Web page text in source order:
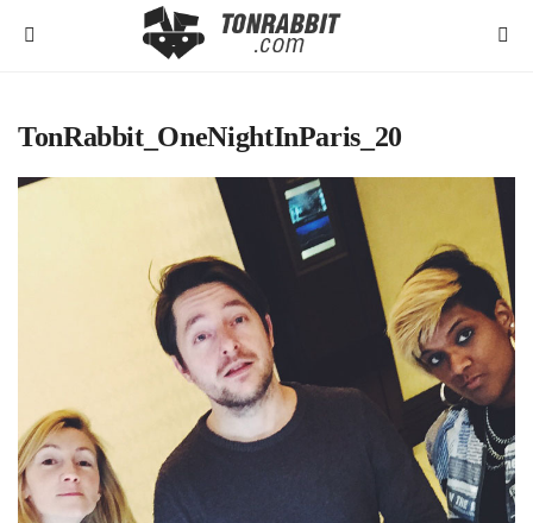
TonRabbit_OneNightInParis_20